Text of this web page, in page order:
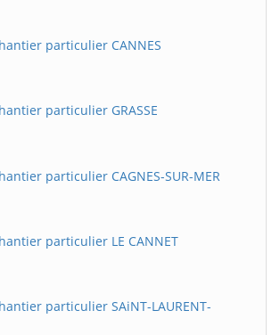
particulier CANNES
particulier GRASSE
particulier CAGNES-SUR-MER
particulier LE CANNET
particulier SAiNT-LAURENT-